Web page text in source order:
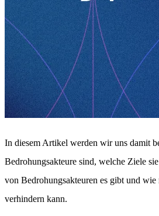
In diesem Artikel werden wir uns damit
Bedrohungsakteure sind, welche Ziele
von Bedrohungsakteuren es gibt und
verhindern kann.